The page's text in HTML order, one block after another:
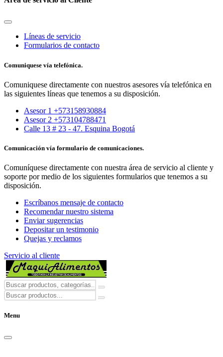
Líneas de servicio
Formularios de contacto
Comuniquese vía telefónica.
Comuniquese directamente con nuestros asesores vía telefónica en
las siguientes líneas que tenemos a su disposición.
Asesor 1 +573158930884
Asesor 2 +573104788471
Calle 13 # 23 - 47. Esquina Bogotá
Comunicación vía formulario de comunicaciones.
Comuníquese directamente con nuestra área de servicio al cliente y
soporte por medio de los siguientes formularios que tenemos a su
disposición.
Escríbanos mensaje de contacto
Recomendar nuestro sistema
Enviar sugerencias
Depositar un testimonio
Quejas y reclamos
Servicio al cliente
Menu